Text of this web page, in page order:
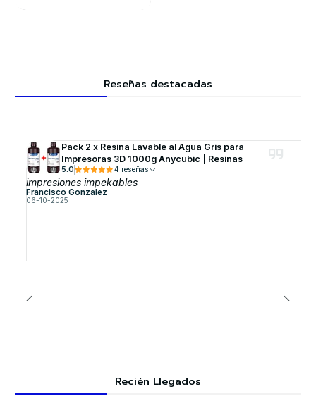
Reseñas destacadas
Pack 2 x Resina Lavable al Agua Gris para
Impresoras 3D 1000g Anycubic | Resinas
5.0 4 reseñas
impresiones impekables
Francisco Gonzalez
06-10-2025
Recién Llegados